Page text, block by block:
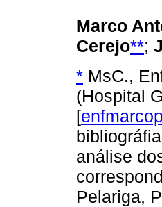
Marco
Cerejo**;
* MsC.,
(Hospital
[
análise
Pelariga,